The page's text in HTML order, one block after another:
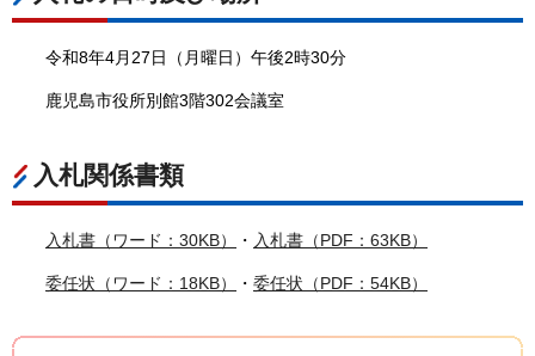
令和8年4月27日（月曜日）午後2時30分
鹿児島市役所別館3階302会議室
入札関係書類
入札書（ワード：30KB） ・ 入札書（PDF：63KB）
委任状（ワード：18KB） ・ 委任状（PDF：54KB）